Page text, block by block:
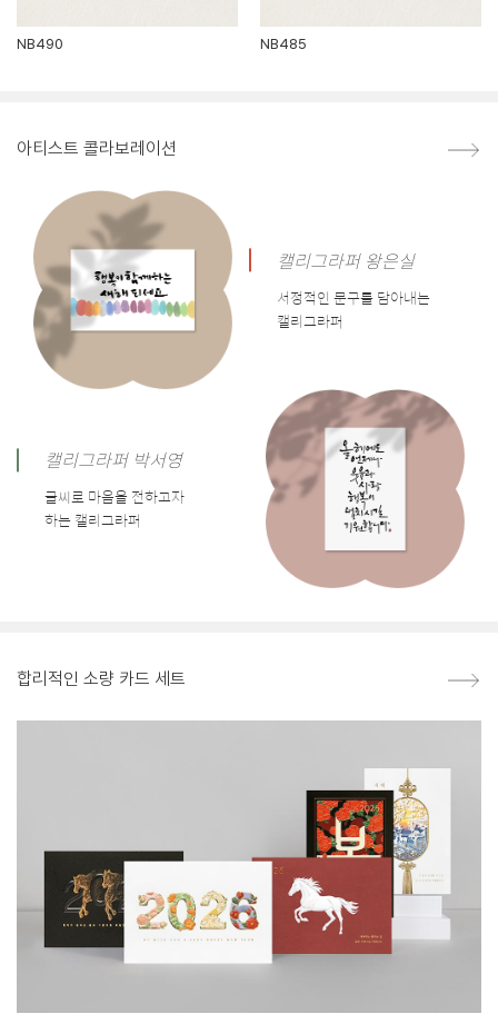
NB490 NB485
아티스트 콜라보레이션
캘리그라퍼 왕은실
서정적인 문구를 담아내는
캘리그라퍼
캘리그라퍼 박서영
글씨로 마음을 전하고자
하는 캘리그라퍼
합리적인 소량 카드 세트